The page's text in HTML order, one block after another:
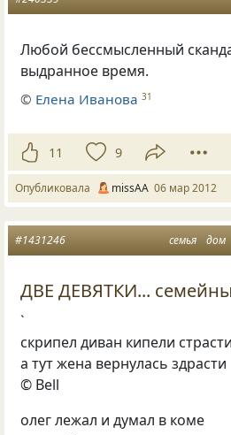
Любой бессмысленный
выдранное время.
© Елена Иванова 31
11 9
Опубликовала missAA 06 мар 2012
семья дом
#1431246
ДВЕ ДЕВЯТКИ...
`
скрипел диван кипели страсти
а тут жена вернулась здрасти
© Bell
олег лежал и думал в коме